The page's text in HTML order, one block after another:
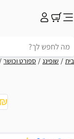
בית שופינג ספורט וכושר